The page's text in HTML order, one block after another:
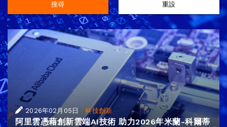
搜尋 重設
2026年02月05日 |科技創新
阿里雲憑藉創新雲端AI技術 助力2026年米蘭-科爾蒂